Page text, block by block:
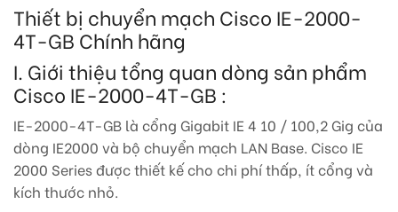
Thiết bị chuyển mạch Cisco IE-2000-
4T-GB Chính hãng
I. Giới thiệu tổng quan dòng sản phẩm
Cisco IE-2000-4T-GB :
IE-2000-4T-GB là cổng Gigabit IE 4 10 / 100,2 Gig của
dòng IE2000 và bộ chuyển mạch LAN Base. Cisco IE
2000 Series được thiết kế cho chi phí thấp, ít cổng và
kích thước nhỏ.